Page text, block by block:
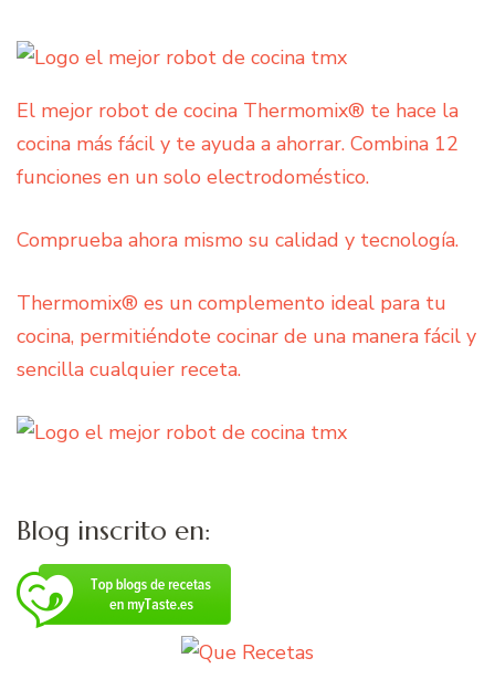
El mejor robot de cocina Thermomix® te hace la
cocina más fácil y te ayuda a ahorrar. Combina 12
funciones en un solo electrodoméstico.
Comprueba ahora mismo su calidad y tecnología.
Thermomix® es un complemento ideal para tu
cocina, permitiéndote cocinar de una manera fácil y
sencilla cualquier receta.
Blog inscrito en: